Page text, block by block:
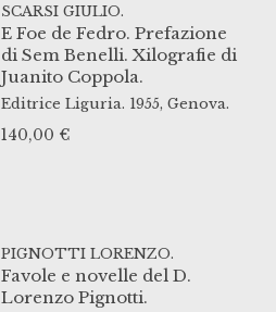
SCARSI GIULIO.
E Foe de Fedro. Prefazione
di Sem Benelli. Xilografie di
Juanito Coppola.
Editrice Liguria. 1955, Genova.
140,00 €
PIGNOTTI LORENZO.
Favole e novelle del D.
Lorenzo Pignotti.